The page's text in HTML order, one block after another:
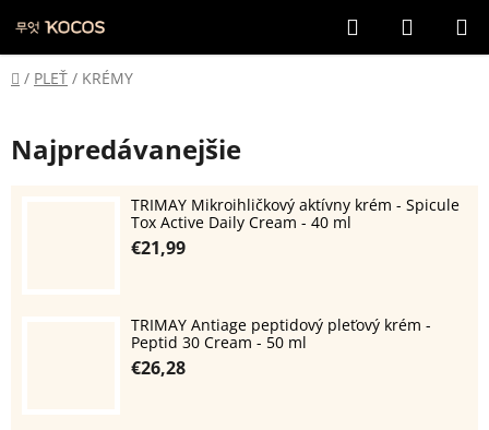
na
obsah
Hľadať
KOŠÍK
Domov
/ PLEŤ / KRÉMY
Najpredávanejšie
TRIMAY Mikroihličkový aktívny krém - Spicule
Tox Active Daily Cream - 40 ml
€21,99
TRIMAY Antiage peptidový pleťový krém -
Peptid 30 Cream - 50 ml
€26,28